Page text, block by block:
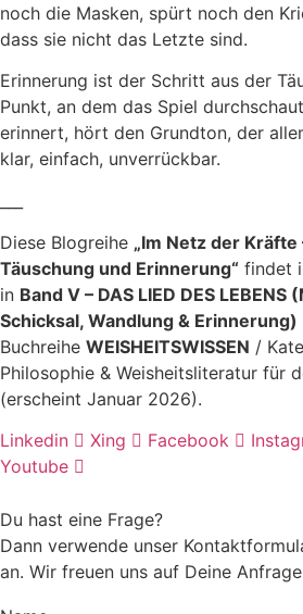
noch die Masken, spürt noch den
dass sie nicht das Letzte sind.
Erinnerung ist der Schritt aus der
Punkt, an dem das Spiel
erinnert, hört den Grundton, der
klar, einfach, unverrückbar.
Diese Blogreihe „Im Netz der Kräfte
Täuschung und Erinnerung“ findet
in Band V – DAS LIED DES LEBENS
Schicksal, Wandlung & Erinnerung)
Buchreihe WEISHEITSWISSEN /
Philosophie & Weisheitsliteratur für
(erscheint Januar 2026).
Linkedin
Xing Facebook
Youtube
Du hast eine Frage?
Dann verwende unser
an. Wir freuen uns auf Deine